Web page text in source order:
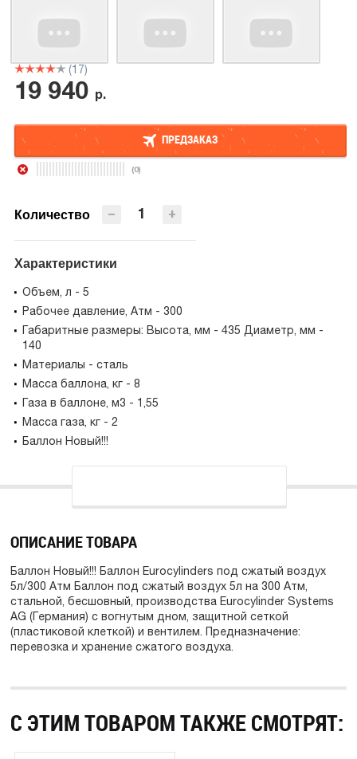
(17)
19 940 р.
ПРЕДЗАКАЗ
(0)
Количество +
−
Характеристики
Объем, л - 5
Рабочее давление, Атм - 300
Габаритные размеры: Высота, мм - 435 Диаметр, мм -
140
Материалы - сталь
Масса баллона, кг - 8
Газа в баллоне, м3 - 1,55
Масса газа, кг - 2
Баллон Новый!!!
ОПИСАНИЕ ТОВАРА
Баллон Новый!!! Баллон Eurocylinders под сжатый воздух
5л/300 Атм Баллон под сжатый воздух 5л на 300 Атм,
стальной, бесшовный, производства Eurocylinder Systems
AG (Германия) с вогнутым дном, защитной сеткой
(пластиковой клеткой) и вентилем. Предназначение:
перевозка и хранение сжатого воздуха.
С ЭТИМ ТОВАРОМ ТАКЖЕ СМОТРЯТ: